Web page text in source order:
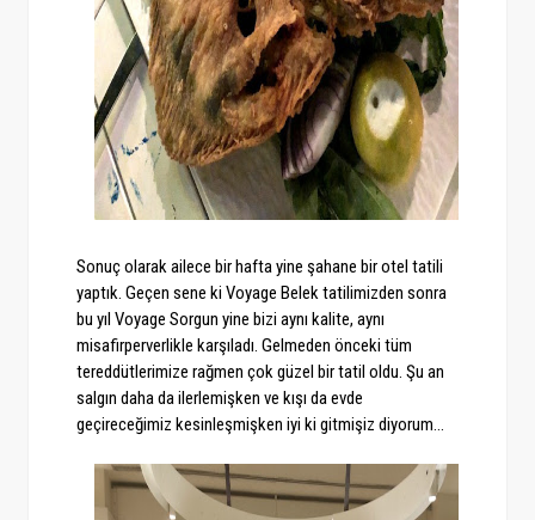
Sonuç olarak ailece bir hafta yine şahane bir otel tatili
yaptık. Geçen sene ki Voyage Belek tatilimizden sonra
bu yıl Voyage Sorgun yine bizi aynı kalite, aynı
misafirperverlikle karşıladı. Gelmeden önceki tüm
tereddütlerimize rağmen çok güzel bir tatil oldu. Şu an
salgın daha da ilerlemişken ve kışı da evde
geçireceğimiz kesinleşmişken iyi ki gitmişiz diyorum...